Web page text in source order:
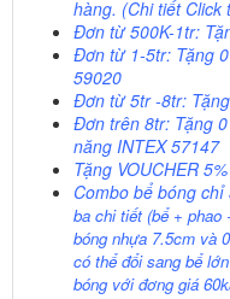
hàng. (Chi tiết Click
Đơn từ 500K-1tr:
Đơn từ 1-5tr: Tặng
59020
Đơn từ 5tr -8tr:
Đơn trên 8tr: Tặng
năng INTEX 57147
Tặng VOUCHER 5%
Combo bể bóng chỉ
ba chi tiết (bể + phao
bóng nhựa 7.5cm và
có thể đổi sang bể
bóng với đơng giá